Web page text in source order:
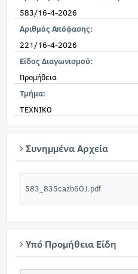
583/16-4-2026
Αριθμός Απόφασης:
221/16-4-2026
Είδος Διαγωνισμού:
Προμήθεια
Τμήμα:
TEXNIKO
Συνημμένα Αρχεία
583_835cazb6OJ.pdf
Υπό Προμήθεια Είδη